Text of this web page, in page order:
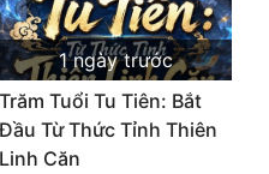
1 ngày trước
Trăm Tuổi Tu Tiên: Bắt
Đầu Từ Thức Tỉnh Thiên
Linh Căn